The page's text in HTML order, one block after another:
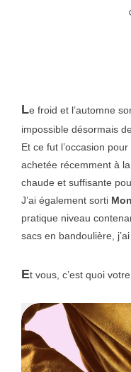
Le froid et l’automne
impossible désormais
Et ce fut l’occasion
achetée récemment à
chaude et suffisante
J’ai également sorti
pratique niveau
sacs en bandoulière,
Et vous, c’est quoi